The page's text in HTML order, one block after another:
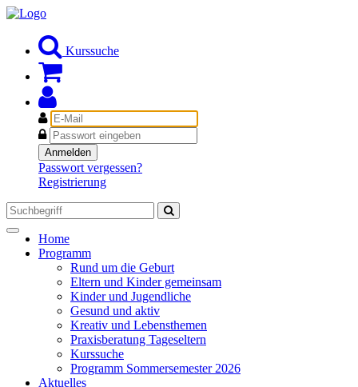
Kurssuche
E-
Mail
Passwort
Anmelden
Passwort vergessen?
Registrierung
Toggle
navigation
Home
Programm
Rund um die Geburt
Eltern und Kinder gemeinsam
Kinder und Jugendliche
Gesund und aktiv
Kreativ und Lebensthemen
Praxisberatung Tageseltern
Kurssuche
Programm Sommersemester 2026
Aktuelles